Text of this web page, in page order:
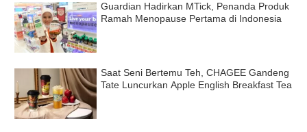
Guardian Hadirkan MTick, Penanda Produk
Ramah Menopause Pertama di Indonesia
Saat Seni Bertemu Teh, CHAGEE Gandeng
Tate Luncurkan Apple English Breakfast Tea